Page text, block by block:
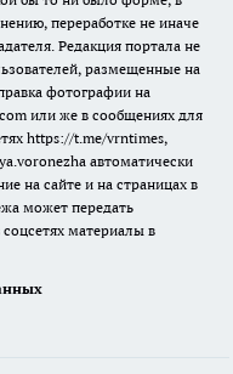
переработке не иначе
Редакция портала не
размещенные на
фотографии на
или же в сообщениях для
https://t.me/vrntimes,
автоматически
на сайте и на страницах в
может передать
материалы в